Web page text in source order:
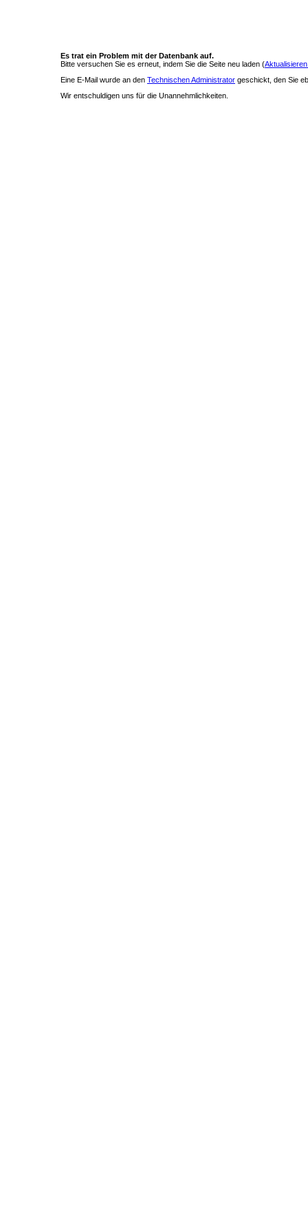
Es trat ein Problem mit der Datenbank auf.
Bitte versuchen Sie es erneut, indem Sie die Seite neu laden (
Eine E-Mail wurde an den Technischen Administrator geschickt, den Sie
Wir entschuldigen uns für die Unannehmlichkeiten.